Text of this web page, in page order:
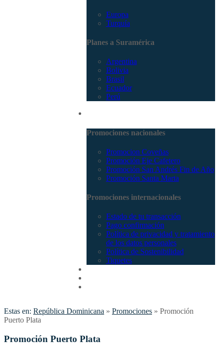
Europa
Turquía
Planes a Suramérica
Argentina
Bolivia
Brasil
Ecuador
Perú
Promociones nacionales
Promocion Coveñas
Promoción Eje Cafetero
Promoción San Andrés Fin de Año
Promoción Santa Marta
Promociones internacionales
Estado de tu transacción
Pago confirmación
Política de privacidad y tratamiento
de los datos personales
Política de Sostenibilidad
Tiquetes
Estas en: República Dominicana » Promociones » Promoción
Puerto Plata
Promoción Puerto Plata